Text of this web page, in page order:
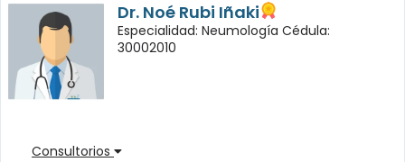
Dr. Noé Rubi Iñaki
Especialidad: Neumología Cédula:
30002010
Consultorios